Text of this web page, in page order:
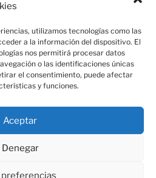
utilizamos tecnologías como las
a la información del dispositivo. El
nos permitirá procesar datos
o las identificaciones únicas
el consentimiento, puede afectar
y funciones.
Aceptar
Denegar
preferencias